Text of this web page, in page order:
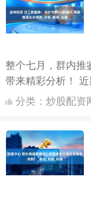
整个七月，群内推
带来精彩分析！
利。不少新老朋友
分类： 炒股配资